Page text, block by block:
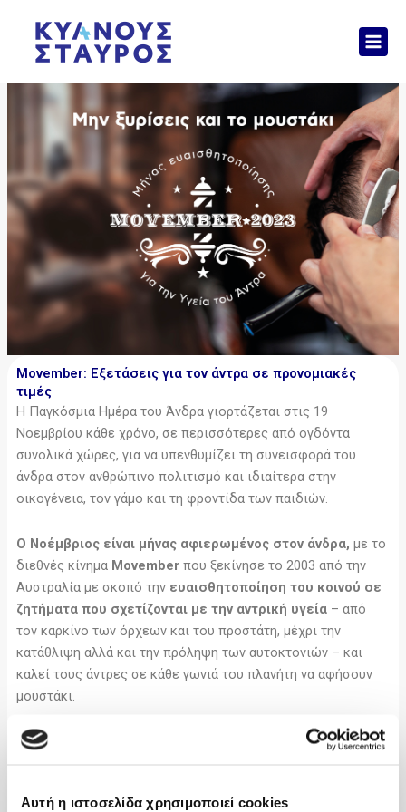
Αυτή η ιστοσελίδα χρησιμοποιεί cookies
περιεχόμενο
Movember: Εξετάσεις για τον άντρα σε προνομιακές
τιμές
Η Παγκόσμια Ημέρα του Άνδρα γιορτάζεται στις 19
Νοεμβρίου κάθε χρόνο, σε περισσότερες από ογδόντα
συνολικά χώρες, για να υπενθυμίζει τη συνεισφορά του
άνδρα στον ανθρώπινο πολιτισμό και ιδιαίτερα στην
οικογένεια, τον γάμο και τη φροντίδα των παιδιών.
O Νοέμβριος είναι μήνας αφιερωμένος στον άνδρα, με το
διεθνές κίνημα Movemberπου ξεκίνησε το 2003 από την
Αυστραλία με σκοπό την ευαισθητοποίηση του κοινού σε
ζητήματα που σχετίζονται με την αντρική υγεία– από
τον καρκίνο των όρχεων και του προστάτη, μέχρι την
κατάθλιψη αλλά και την πρόληψη των αυτοκτονιών – και
καλεί τους άντρες σε κάθε γωνιά του πλανήτη να αφήσουν
μουστάκι.
Η λέξη
συνδυασμό του
λειτουργεί ως μια υπενθύμιση στους άντρες να